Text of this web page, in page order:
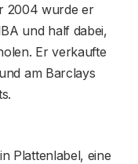
2004 wurde er
und half dabei,
Er verkaufte
am Barclays
Plattenlabel, eine